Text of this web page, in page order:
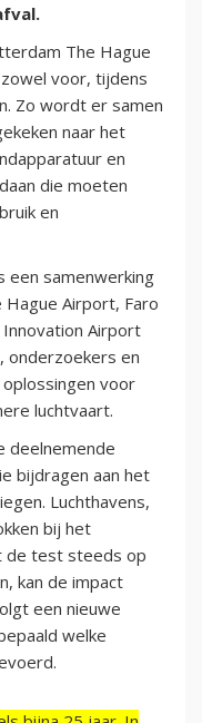
The Hague
voor, tijdens
Zo wordt er samen
naar het
en
die moeten
en
een samenwerking
Airport, Faro
Airport
onderzoekers en
voor
luchtvaart.
deelnemende
bijdragen aan het
Luchthavens,
bij het
de test steeds op
kan de impact
een nieuwe
welke